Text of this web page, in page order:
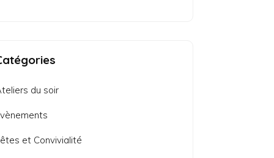
du soir
et Convivialité